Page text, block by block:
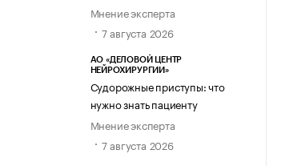
Мнение эксперта
7 августа 2026
АО «ДЕЛОВОЙ ЦЕНТР
НЕЙРОХИРУРГИИ»
Судорожные приступы: что
нужно знать пациенту
Мнение эксперта
7 августа 2026